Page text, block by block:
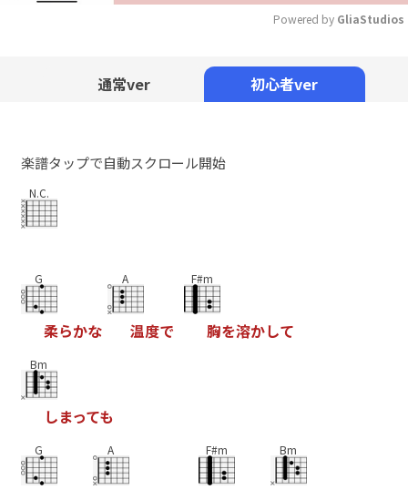
Powered by GliaStudios
通常ver 初心者ver
楽譜タップで自動スクロール開始
N.C.
G
柔らかな
A
温度で
F#m
胸を溶かして
Bm
しまっても
G A F#m Bm